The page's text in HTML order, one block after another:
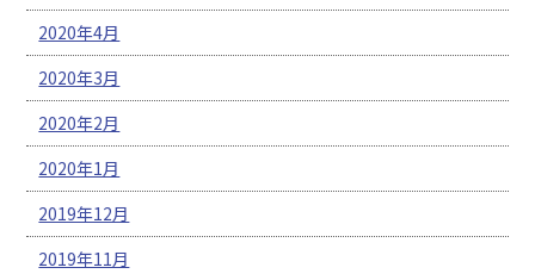
2020年4月
2020年3月
2020年2月
2020年1月
2019年12月
2019年11月